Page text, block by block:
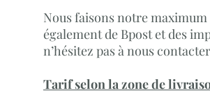
Nous faisons notre
également de Bpost et des
n’hésitez pas à nous
Tarif selon la zone de